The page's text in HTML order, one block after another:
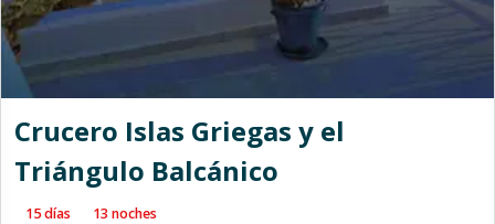
Crucero Islas Griegas y el
Triángulo Balcánico
15 días 13 noches